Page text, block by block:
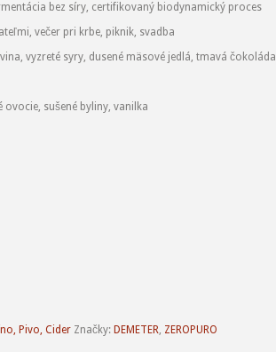
bez síry, certifikovaný biodynamický proces
večer pri krbe, piknik, svadba
vyzreté syry, dusené mäsové jedlá, tmavá čokoláda
ovocie, sušené byliny, vanilka
Pivo, Cider Značky: DEMETER, ZEROPURO